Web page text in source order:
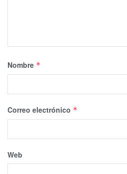
Nombre *
Correo electrónico *
Web